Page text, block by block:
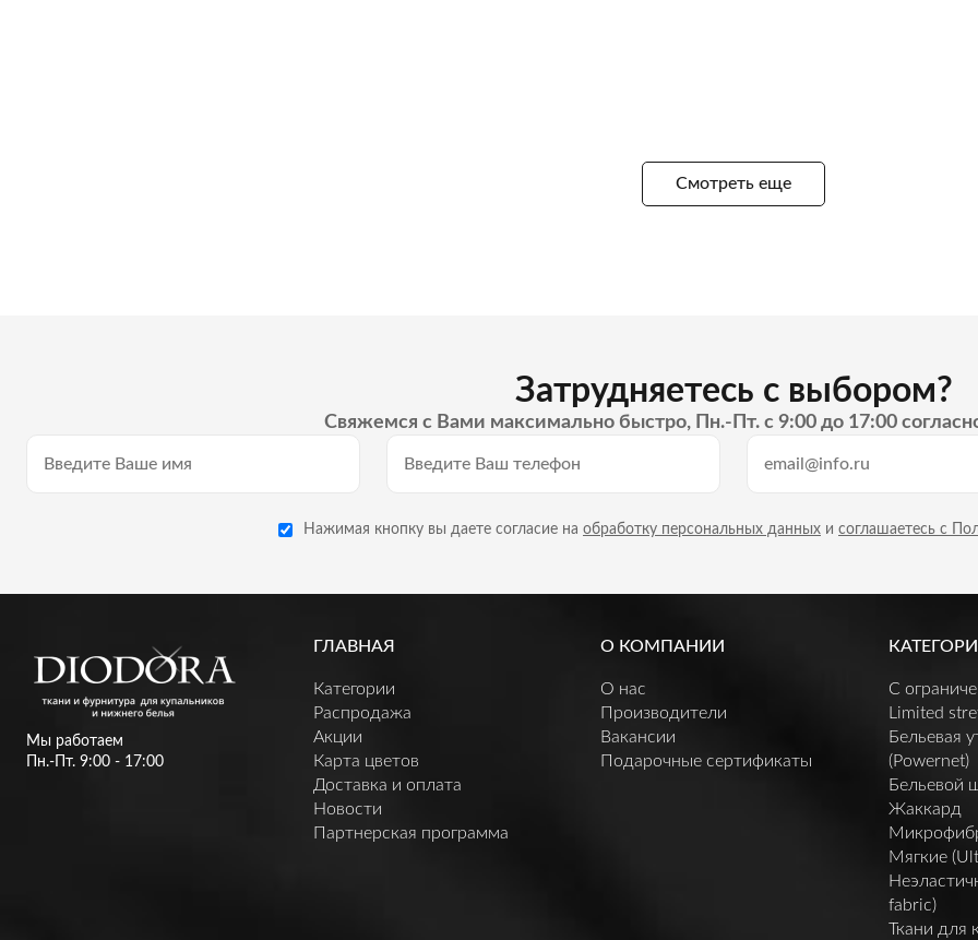
Смотреть еще
Затрудняетесь с выбором?
Свяжемся с Вами максимально быстро, Пн.-Пт. с 9:00 до 17:00
Нажимая кнопку вы даете согласие на обработку персональных данных и соглашаетесь с
Мы работаем
Пн.-Пт. 9:00 - 17:00
ГЛАВНАЯ
Категории
Распродажа
Акции
Карта цветов
Доставка и оплата
Новости
Партнерская программа
О КОМПАНИИ
О нас
Производители
Вакансии
Подарочные сертификаты
C
Limited
Бельевая
(Powernet)
Бельевой
Жаккард
Мягкие
fabric)
Ткани для